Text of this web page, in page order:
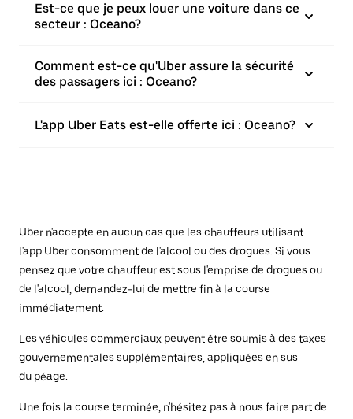
Est-ce que je peux louer une voiture dans ce
secteur : Oceano?
Comment est-ce qu'Uber assure la sécurité
des passagers ici : Oceano?
L'app Uber Eats est-elle offerte ici : Oceano?
Uber n'accepte en aucun cas que les chauffeurs utilisant
l'app Uber consomment de l'alcool ou des drogues. Si vous
pensez que votre chauffeur est sous l'emprise de drogues ou
de l'alcool, demandez-lui de mettre fin à la course
immédiatement.
Les véhicules commerciaux peuvent être soumis à des taxes
gouvernementales supplémentaires, appliquées en sus
du péage.
Une fois la course terminée, n'hésitez pas à nous faire part de